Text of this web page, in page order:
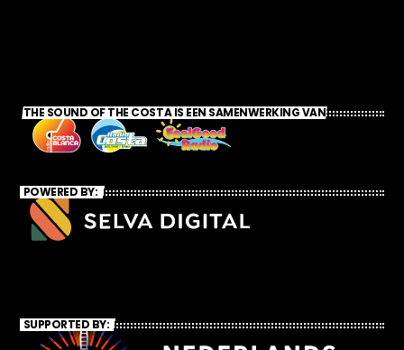
THE SOUND OF THE COSTA IS EEN SAMENWERKING VAN
POWERED BY:
SUPPORTED BY: